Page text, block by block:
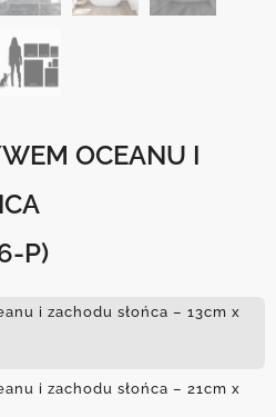
OCEANU I
P)
i zachodu słońca – 13cm x
i zachodu słońca – 21cm x